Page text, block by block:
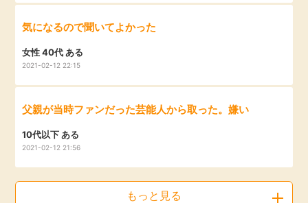
気になるので聞いてよかった
女性 40代 ある
2021-02-12 22:15
父親が当時ファンだった芸能人から取った。嫌い
10代以下 ある
2021-02-12 21:56
もっと見る